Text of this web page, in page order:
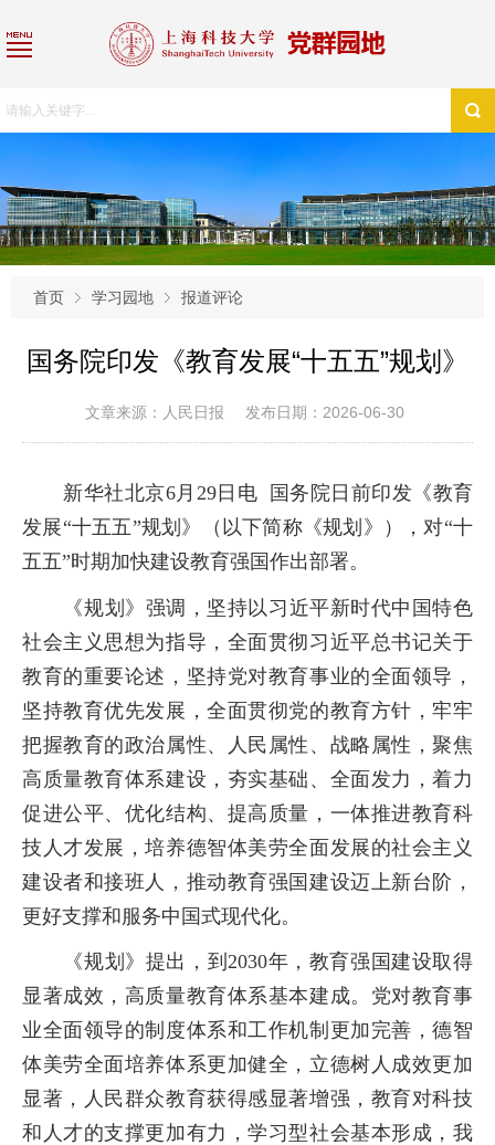
首页 学习园地 报道评论
国务院印发《教育发展“十五五”规划》
文章来源：人民日报 发布日期：2026-06-30
新华社北京6月 29日电 国务院日前印发《教育
发展“十五五”规划》（以下简称《规划》），对“十
五五”时期加快建设教育强国作出部署。
《规划》强调，坚持以习近平新时代中国特色
社会主义思想为指导，全面贯彻习近平总书记关于
教育的重要论述，坚持党对教育事业的全面领导，
坚持教育优先发展，全面贯彻党的教育方针，牢牢
把握教育的政治属性、人民属性、战略属性，聚焦
高质量教育体系建设，夯实基础、全面发力，着力
促进公平、优化结构、提高质量，一体推进教育科
技人才发展，培养德智体美劳全面发展的社会主义
建设者和接班人，推动教育强国建设迈上新台阶，
更好支撑和服务中国式现代化。
《规划》提出，到2030年，教育强国建设取得
显著成效，高质量教育体系基本建成。党对教育事
业全面领导的制度体系和工作机制更加完善，德智
体美劳全面培养体系更加健全，立德树人成效更加
显著，人民群众教育获得感显著增强，教育对科技
和人才的支撑更加有力，学习型社会基本形成，我